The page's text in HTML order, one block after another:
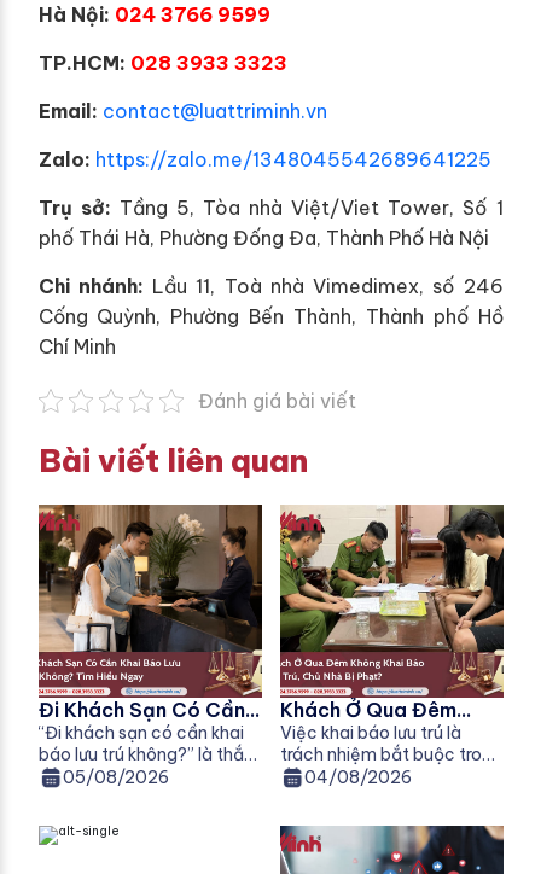
Hà Nội: 024 3766 9599
TP.HCM: 028 3933 3323
Email: contact@luattriminh.vn
Zalo: https://zalo.me/1348045542689641225
Trụ sở: Tầng 5, Tòa nhà Việt/Viet Tower, Số 1
phố Thái Hà, Phường Đống Đa, Thành Phố Hà Nội
Chi nhánh: Lầu 11, Toà nhà Vimedimex, số 246
Cống Quỳnh, Phường Bến Thành, Thành phố Hồ
Chí Minh
Đánh giá bài viết
Bài viết liên quan
Đi Khách Sạn Có Cần
Khai Báo Lưu Trú
Không?
“Đi khách sạn có cần khai
báo lưu trú không?” là thắc
mắc của nhiều người khi đi
nghỉ, homestay. Theo quy
05/08/2026
Khách Ở Qua Đêm
Không Khai Báo Lưu
Trú, Chủ Nhà Bị Phạt
Không?
Việc khai báo lưu trú là
trách nhiệm bắt buộc trong
nhiều trường hợp theo quy
người vẫn băn khoăn:
Khách ở qua đêm không
04/08/2026